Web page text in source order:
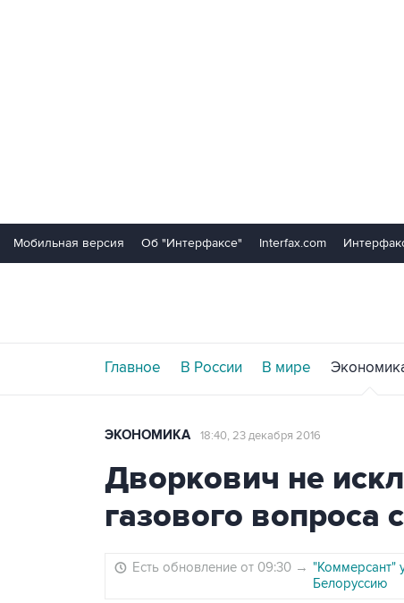
Мобильная версия Об "Интерфаксе" Interfax.com
Главное В России В мире
ЭКОНОМИКА 18:40, 23 декабря 2016
Дворкович не
газового вопроса
Есть обновление от 09:30 → "Коммерсант"
Белоруссию